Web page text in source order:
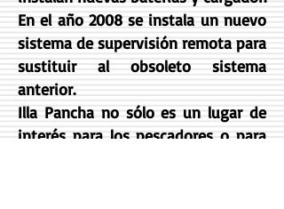
En el año 2008 se instala un nuevo
sistema de supervisión remota para
sustituir al obsoleto sistema
anterior.
Illa Pancha no sólo es un lugar de
interés para los pescadores o para